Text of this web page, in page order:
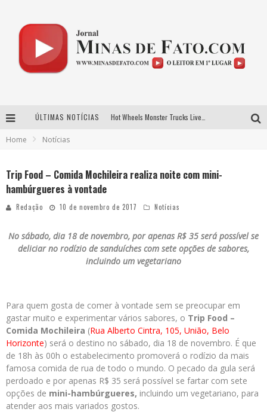
ÚLTIMAS NOTÍCIAS
Home Notícias
Trip Food – Comida Mochileira realiza noite com mini-
hambúrgueres à vontade
Redação 10 de novembro de 2017 Notícias
No sábado, dia 18 de novembro, por apenas R$ 35 será possível se
deliciar no rodízio de sanduíches com sete opções de sabores,
incluindo um vegetariano
Para quem gosta de comer à vontade sem se preocupar em
gastar muito e experimentar vários sabores, o Trip Food –
Comida Mochileira (Rua Alberto Cintra, 105, União, Belo
Horizonte) será o destino no sábado, dia 18 de novembro. É que
de 18h às 00h o estabelecimento promoverá o rodízio da mais
famosa comida de rua de todo o mundo. O pecado da gula será
perdoado e por apenas R$ 35 será possível se fartar com sete
opções de mini-hambúrgueres, incluindo um vegetariano, para
atender aos mais variados gostos.